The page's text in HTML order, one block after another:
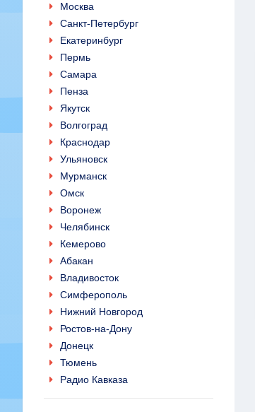
Москва
Санкт-Петербург
Екатеринбург
Пермь
Самара
Пенза
Якутск
Волгоград
Краснодар
Ульяновск
Мурманск
Омск
Воронеж
Челябинск
Кемерово
Абакан
Владивосток
Симферополь
Нижний Новгород
Ростов-на-Дону
Донецк
Тюмень
Радио Кавказа